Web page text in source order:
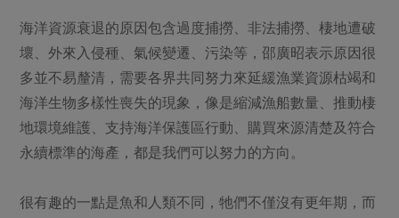
海洋資源衰退的原因包含過度捕撈、非法捕撈、棲地遭破
壞、外來入侵種、氣候變遷、污染等，邵廣昭表示原因很
多並不易釐清，需要各界共同努力來延緩漁業資源枯竭和
海洋生物多樣性喪失的現象，像是縮減漁船數量、推動棲
地環境維護、支持海洋保護區行動、購買來源清楚及符合
永續標準的海產，都是我們可以努力的方向。
很有趣的一點是魚和人類不同，牠們不僅沒有更年期，而